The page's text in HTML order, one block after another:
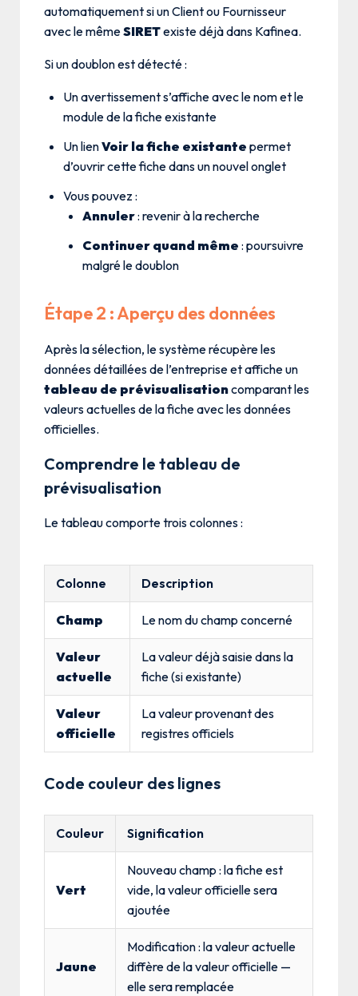
automatiquement si un Client ou Fournisseur
avec le mêmeSIRETexiste déjà dans Kafinea.
Si un doublon est détecté :
Un avertissement s’affiche avec le nom et le
module de la fiche existante
Un lienVoir la fiche existante permet
d’ouvrir cette fiche dans un nouvel onglet
Vous pouvez :
Annuler: revenir à la recherche
Continuer quand même : poursuivre
malgré le doublon
Étape 2 : Aperçu des données
Après la sélection, le système récupère les
données détaillées de l’entreprise et affiche un
tableau de prévisualisationcomparant les
valeurs actuelles de la fiche avec les données
officielles.
Comprendre le tableau de
prévisualisation
Le tableau comporte trois colonnes :
Colonne Description
Champ Le nom du champ concerné
Valeur
actuelle
La valeur déjà saisie dans la
fiche (si existante)
Valeur
officielle
La valeur provenant des
registres officiels
Code couleur des lignes
Couleur Signification
Vert
Nouveau champ : la fiche est
vide, la valeur officielle sera
ajoutée
Jaune
Modification : la valeur actuelle
diffère de la valeur officielle —
elle sera remplacée